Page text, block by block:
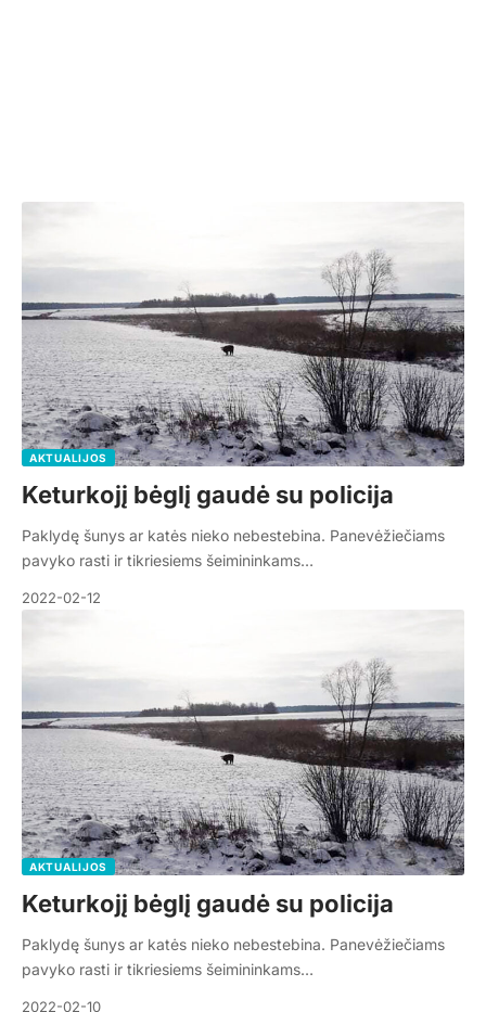
AKTUALIJOS
Keturkojį bėglį gaudė su policija
Paklydę šunys ar katės nieko nebestebina. Panevėžiečiams
pavyko rasti ir tikriesiems šeimininkams…
2022-02-12
AKTUALIJOS
Keturkojį bėglį gaudė su policija
Paklydę šunys ar katės nieko nebestebina. Panevėžiečiams
pavyko rasti ir tikriesiems šeimininkams…
2022-02-10